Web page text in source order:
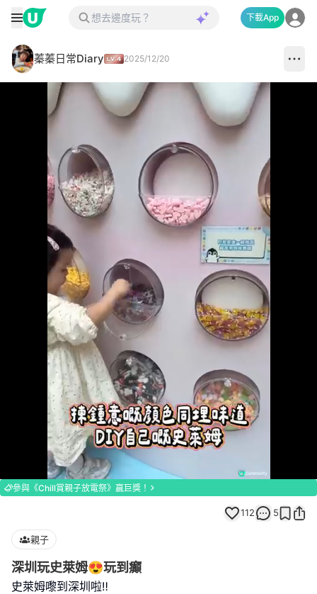
下載App
蓁蓁日常Diary 2025/12/20
Loaded:
92.57%
參與《Chill賞親子放電祭》贏巨獎！
112 5
親子
深圳玩史萊姆😍玩到癲
史萊姆嚟到深圳啦‼️